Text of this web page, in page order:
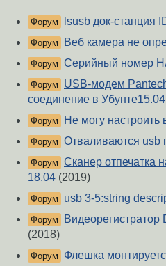
Форум lsusb док-станция
Форум Веб камера не
Форум Серийный номер
Форум
USB-модем
соединение в Убунте15.04
Форум Не могу настроить
Форум Отваливаются usb
Форум Сканер отпечатка
18.04 (2019)
Форум usb 3-5:string
Форум
(2018)
Форум Флешка